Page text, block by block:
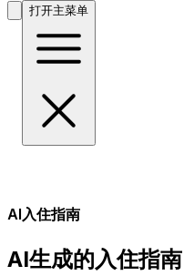
打开主菜单
AI入住指南
AI生成的入住指南